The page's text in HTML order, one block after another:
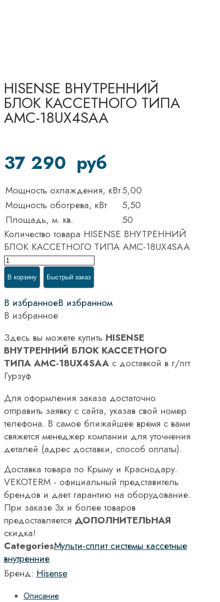
HISENSE ВНУТРЕННИЙ
БЛОК КАССЕТНОГО ТИПА
AMC-18UX4SAA
37 290 руб
Мощность охлаждения, кВт5,00
Мощность обогрева, кВт
5,50
Площадь, м. кв.
50
Количество товара HISENSE ВНУТРЕННИЙ
БЛОК КАССЕТНОГО ТИПА AMC-18UX4SAA
В корзину Быстрый заказ
В избранноеВ избранном
В избранное
Здесь вы можете купить HISENSE
ВНУТРЕННИЙ БЛОК КАССЕТНОГО
ТИПА AMC-18UX4SAA с доставкой в г/пгт
Гурзуф
Для оформления заказа достаточно
отправить заявку с сайта, указав свой номер
телефона. В самое ближайшее время с вами
свяжется менеджер компании для уточнения
деталей (адрес доставки, способ оплаты).
Доставка товара по Крыму и Краснодару.
VEKOTERM - официальный представитель
брендов и дает гарантию на оборудование.
При заказе 3х и более товаров
предоставляется ДОПОЛНИТЕЛЬНАЯ
скидка!
CategoriesМульти-сплит системы кассетные
внутренние
Бренд: Hisense
Описание